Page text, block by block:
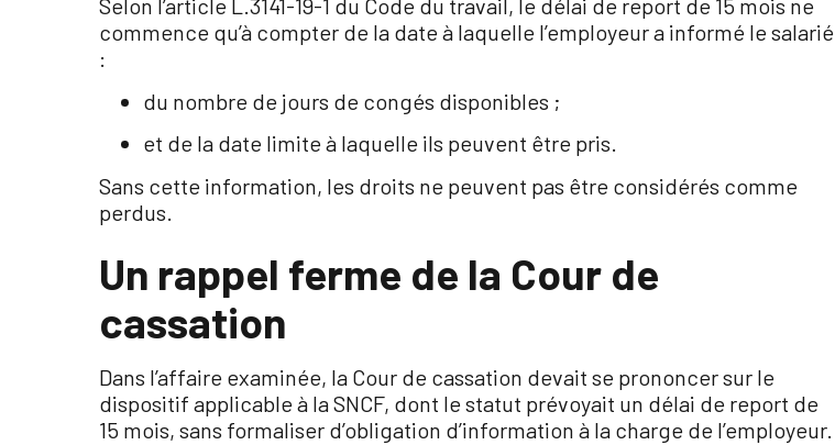
Selon l’article L.3141-19-1 du Code du travail, le délai de report de 15 mois ne
commence qu’à compter de la date à laquelle l’employeur a informé le salarié
:
du nombre de jours de congés disponibles ;
et de la date limite à laquelle ils peuvent être pris.
Sans cette information, les droits ne peuvent pas être considérés comme
perdus.
Un rappel ferme de la Cour de
cassation
Dans l’affaire examinée, la Cour de cassation devait se prononcer sur le
dispositif applicable à la SNCF, dont le statut prévoyait un délai de report de
15 mois, sans formaliser d’obligation d’information à la charge de l’employeur.